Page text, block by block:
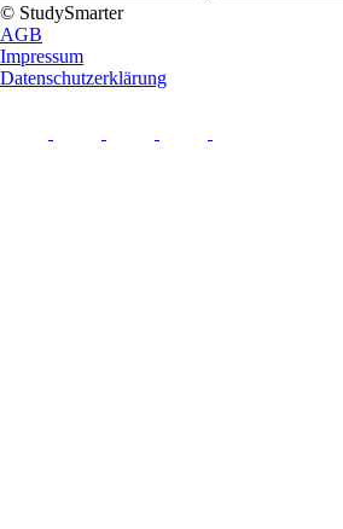
© StudySmarter
AGB
Impressum
Datenschutzerklärung